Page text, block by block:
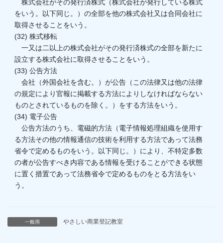
株式会社がその発行済株式（株式会社が発行している株式
をいう。以下同じ。）の全部を他の株式会社又は合同会社に
取得させることをいう。
(32) 株式移転
一又は二以上の株式会社がその発行済株式の全部を新たに
設立する株式会社に取得させることをいう。
(33) 公告方法
会社（外国会社を含む。）が公告（この法律又は他の法律
の規定により官報に掲載する方法によりしなければならない
ものとされているものを除く。）をする方法をいう。
(34) 電子公告
公告方法のうち、電磁的方法（電子情報処理組織を使用す
る方法その他の情報通信の技術を利用する方法であって法務
省令で定めるものをいう。以下同じ。）により、不特定多数
の者が公告すべき内容である情報を受けることができる状態
に置く措置であって法務省令で定めるものをとる方法をい
う。
一般用 やさしい商業登記教室